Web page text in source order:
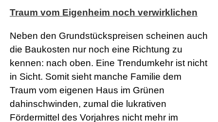
Traum vom Eigenheim noch verwirklichen
Neben den Grundstückspreisen scheinen auch
die Baukosten nur noch eine Richtung zu
kennen: nach oben. Eine Trendumkehr ist nicht
in Sicht. Somit sieht manche Familie dem
Traum vom eigenen Haus im Grünen
dahinschwinden, zumal die lukrativen
Fördermittel des Vorjahres nicht mehr im